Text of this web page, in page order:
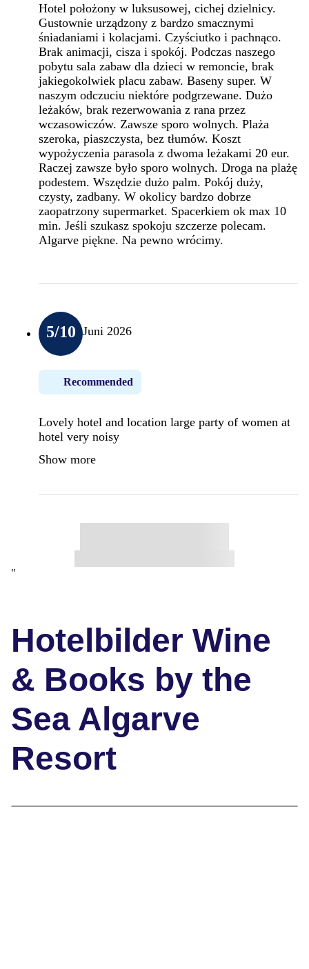
Hotel położony w luksusowej, cichej dzielnicy.
Gustownie urządzony z bardzo smacznymi
śniadaniami i kolacjami. Czyściutko i pachnąco.
Brak animacji, cisza i spokój. Podczas naszego
pobytu sala zabaw dla dzieci w remoncie, brak
jakiegokolwiek placu zabaw. Baseny super. W
naszym odczuciu niektóre podgrzewane. Dużo
leżaków, brak rezerwowania z rana przez
wczasowiczów. Zawsze sporo wolnych. Plaża
szeroka, piaszczysta, bez tłumów. Koszt
wypożyczenia parasola z dwoma leżakami 20 eur.
Raczej zawsze było sporo wolnych. Droga na plażę
podestem. Wszędzie dużo palm. Pokój duży,
czysty, zadbany. W okolicy bardzo dobrze
zaopatrzony supermarket. Spacerkiem ok max 10
min. Jeśli szukasz spokoju szczerze polecam.
Algarve piękne. Na pewno wrócimy.
5/10 Juni 2026
Recommended
Lovely hotel and location large party of women at
hotel very noisy
Show more
"
Hotelbilder Wine
& Books by the
Sea Algarve
Resort